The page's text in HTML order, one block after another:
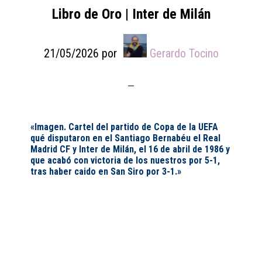
Libro de Oro | Inter de Milán
21/05/2026 por Gerardo Tocino
«Imagen. Cartel del partido de Copa de la UEFA
qué disputaron en el Santiago Bernabéu el Real
Madrid CF y Inter de Milán, el 16 de abril de 1986 y
que acabó con victoria de los nuestros por 5-1,
tras haber caido en San Siro por 3-1.»